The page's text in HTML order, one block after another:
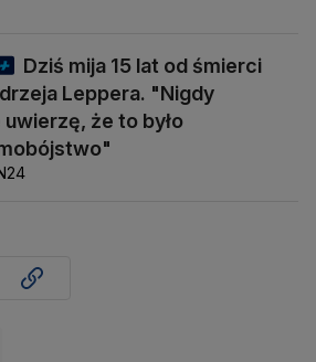
Dziś mija 15 lat od śmierci
Leppera. "Nigdy
uwierzę, że to było